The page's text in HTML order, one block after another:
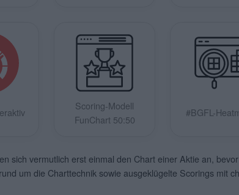
Scoring-Modell
FunChart 50:50
#BGFL-
sich vermutlich erst einmal den Chart einer Aktie an,
um die Charttechnik sowie ausgeklügelte Scorings mit